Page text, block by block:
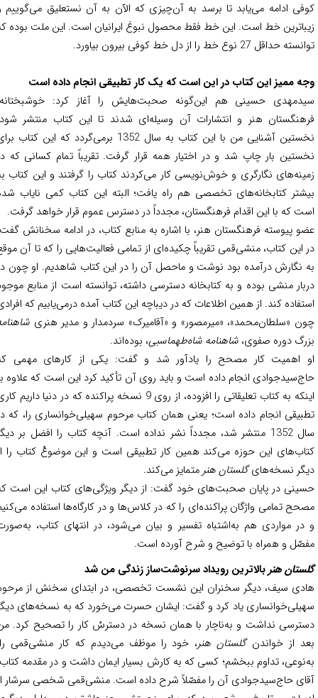
کوفی ادامه می‌‎یابد تا برسد به آن‌چیزی که الآن به آن نستعلیق می‌گوییم و
خط است. این خط فقط محصول نبوغ ایرانیان است. این ملت بوده که
27 نوع خط را از دل خط کوفی بیرون بیاورد.
ممیز این کتاب در این است که یک کار تطبیقی انجام داده است
حسینی هم این‌گونه صحبت‌هایش را آغاز کرد: خوشبختانه،
هنر و انتشارات آن وسیله‌ای شدند تا این کتاب منتشر شود.
نخستین آشنایی من با این کتاب به سال 1352 برمی‌گردد که این کتاب برای
بار چاپ شد و در اختیار همه قرار گرفت. تقریباً تمام کسانی که در
نگارگری و خوش‌نویسی کار می‌کردند کتاب را گرفتند و این کتاب به
کتابخانه‌های تخصصی هم راه یافت؛ البته این کتاب کمی نایاب شده
که با این اقدام فرهنگستان، مجدداً در دسترس عموم قرار خواهد گرفت.
پیوسته فرهنگستان هنر، با اشاره به منابع کتاب، در ادامه سخنانش گفت:
این کتاب، منشی‌قمی تقریباً چکیده‌ای از تمامی فعالیت‌هایی را که تا آن موقع
نگارش درآمده بود نوشت و ماحصل آن را در این کتاب شاهدیم. او چون در
منشی بوده و به کتابخانه دسترسی داشته، توانسته است از منابع موجود
کند. از همین اطلاعات که در دیباچه این کتاب آمده درمی‌یابیم که افرادی
«سلطان‌محمد»، «میرمصور» و «آقامیرک» سردمدار و مدیر هنریشاهنامه
دوره صفوی،شاهنامه شاه‌طهماسبی، بوده‌اند.
اهمیت کار مصحح را یادآور شد و گفت: یکی از کارهای مهمی که
انجام داده است و باید روی آن تأکید کرد این است که علاوه بر
اینکه به کتاب تعلیقاتی را افزوده، از روی 9 نسخه پراکنده که در دنیا داریم کاری
انجام داده است؛ یعنی همان کتاب مرحوم سهیلی‌خوانساری را، که در
سال 1352 منتشر شد، مجدداً نشر نداده است. آنچه کتاب را افضل بر دیگر
این حوزه می‌کند همین کار تطبیقی است و این موضوعْ کتاب را از
نسخه‌هایگلستان هنرمتمایز می‌کند.
در پایان صحبت‌های خود گفت: از دیگر ویژگی‌های کتاب این است که
تمامی واژگان پراکنده‌ای را که در کلاس‌ها و در کارگاه‌ها استفاده می‌کنیم
مواردی هم به‌اشتباه تفسیر و بیان می‌شود، در انتهای کتاب، به‌صورت
و همراه با توضیح و شرح آورده است.
هنربالاترین رویداد سرنوشت‌ساز زندگی من شد
سیف، دیگر سخنران این نشست تخصصی، در ابتدای سخنش از مرحوم
یاد کرد و گفت: ایشان حسرت می‌خورد که به نسخه‌های دیگر
نداشت و به‌ناچار با همان نسخه در دسترسْ کار را تصحیح کرد. من
از خواندنگلستان هنر، خود را موظف می‌دیدم که کار منشی‌قمی را،
تداوم ببخشم؛ کسی که به کارش بسیار ایمان داشت و در مقدمه کتاب،
حاج‌سیدجوادی آن را مفصّلاً شرح داده است. منشی‌قمی شخصی سرشار از